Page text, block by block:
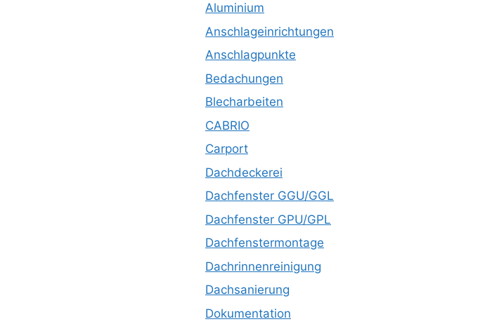
Aluminium
Anschlageinrichtungen
Anschlagpunkte
Bedachungen
Blecharbeiten
CABRIO
Carport
Dachdeckerei
Dachfenster GGU/GGL
Dachfenster GPU/GPL
Dachfenstermontage
Dachrinnenreinigung
Dachsanierung
Dokumentation